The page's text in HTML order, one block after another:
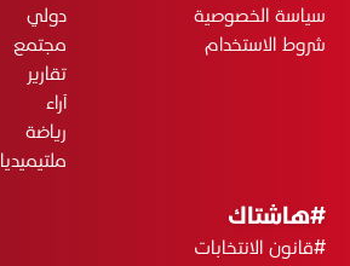
سياسة الخصوصية
شروط الاستخدام
دولي
مجتمع
تقارير
آراء
رياضة
ملتيميديا
#هاشتاك
#قانون الانتخابات